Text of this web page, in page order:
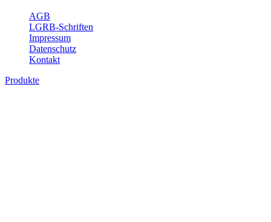
AGB
LGRB-Schriften
Impressum
Datenschutz
Kontakt
Produkte